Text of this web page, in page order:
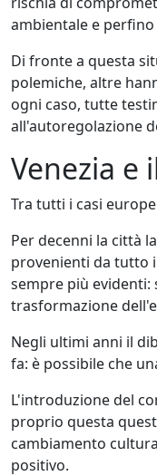
ambientale e
Di fronte a questa
polemiche, altre
ogni caso, tutte
all'autoregolazione
Venezia
Tra tutti i casi
Per decenni la città
provenienti da tutto
sempre più
trasformazione
Negli ultimi anni il
fa: è possibile che
L'introduzione del
proprio questa
cambiamento
positivo.